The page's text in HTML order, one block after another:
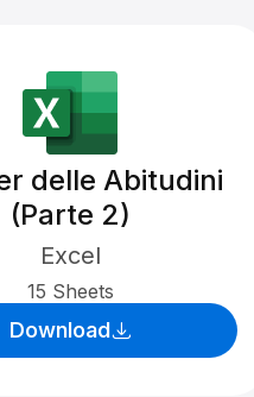
delle Abitudini
(Parte 2)
Excel
15 Sheets
Download